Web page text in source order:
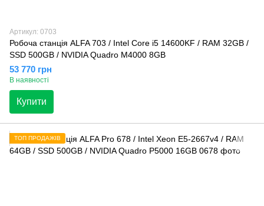
Артикул: 0703
Робоча станція ALFA 703 / Intel Core i5 14600KF / RAM 32GB /
SSD 500GB / NVIDIA Quadro M4000 8GB
53 770 грн
В наявності
Купити
ТОП ПРОДАЖІВ